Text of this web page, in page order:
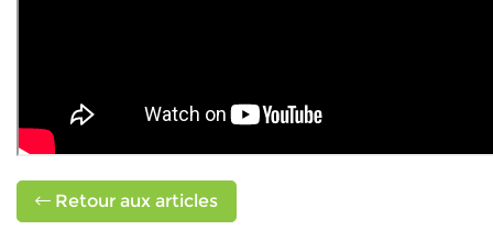
Retour aux articles